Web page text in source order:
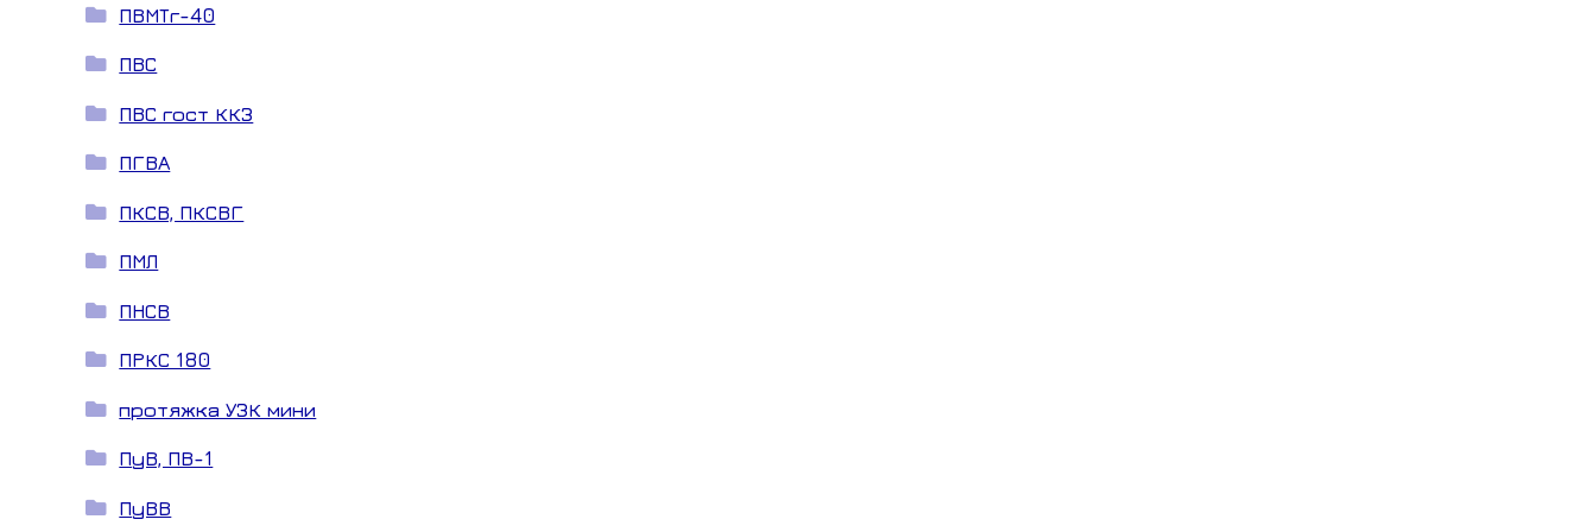
ПВМТг-40
ПВС
ПВС гост ККЗ
ПГВА
ПКСВ, ПКСВГ
ПМЛ
ПНСВ
ПРКС 180
протяжка УЗК мини
ПуВ, ПВ-1
ПуВВ